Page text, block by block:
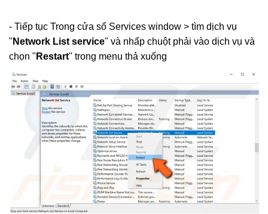
- Tiếp tục Trong cửa sổ Services window > tìm dịch vụ
" Network List service" và nhấp chuột phải vào dịch vụ và
chọn " Restart" trong menu thả xuống